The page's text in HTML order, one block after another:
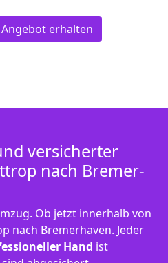
erhalten
versicherter
nach Bremer­
Ob jetzt innerhalb von
nach Bremer­haven. Jeder
Hand ist